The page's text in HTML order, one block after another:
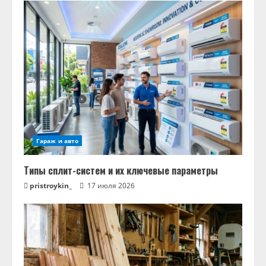
Гараж и авто
Типы сплит-систем и их ключевые параметры
pristroykin_ 17 июля 2026